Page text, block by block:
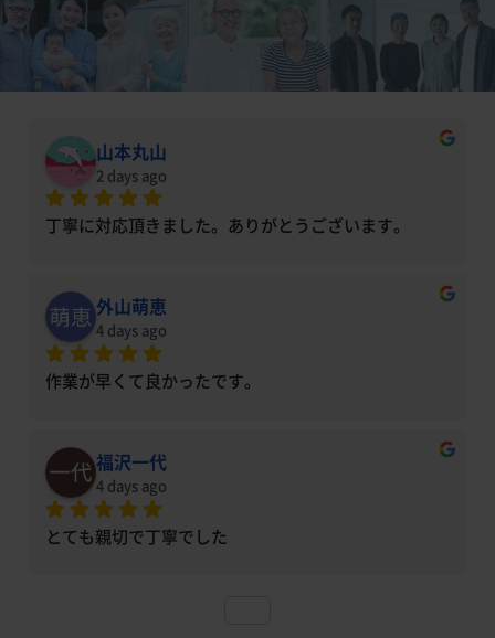
山本丸山
2 days ago
丁寧に対応頂きました。ありがとうございます。
外山萌恵
4 days ago
作業が早くて良かったです。
福沢一代
4 days ago
とても親切で丁寧でした